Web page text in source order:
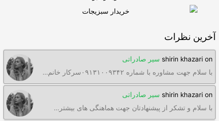
آخرین نظرات
shirin khazari on
سیر صادراتی
با سلام جهت مشاوره با شماره ۰۹۱۳۱۰۰۹۳۴۲سرکار خانم…
shirin khazari on
سیر صادراتی
با سلام و تشکر از پیشنهادتان جهت هماهنگی های بیشتر…